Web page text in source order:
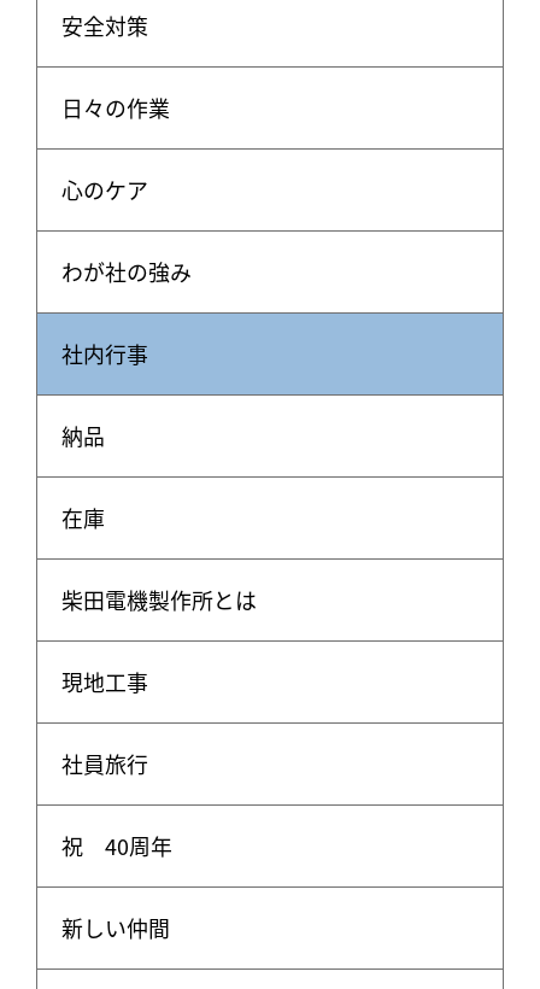
安全対策
日々の作業
心のケア
わが社の強み
社内行事
納品
在庫
柴田電機製作所とは
現地工事
社員旅行
祝 40周年
新しい仲間